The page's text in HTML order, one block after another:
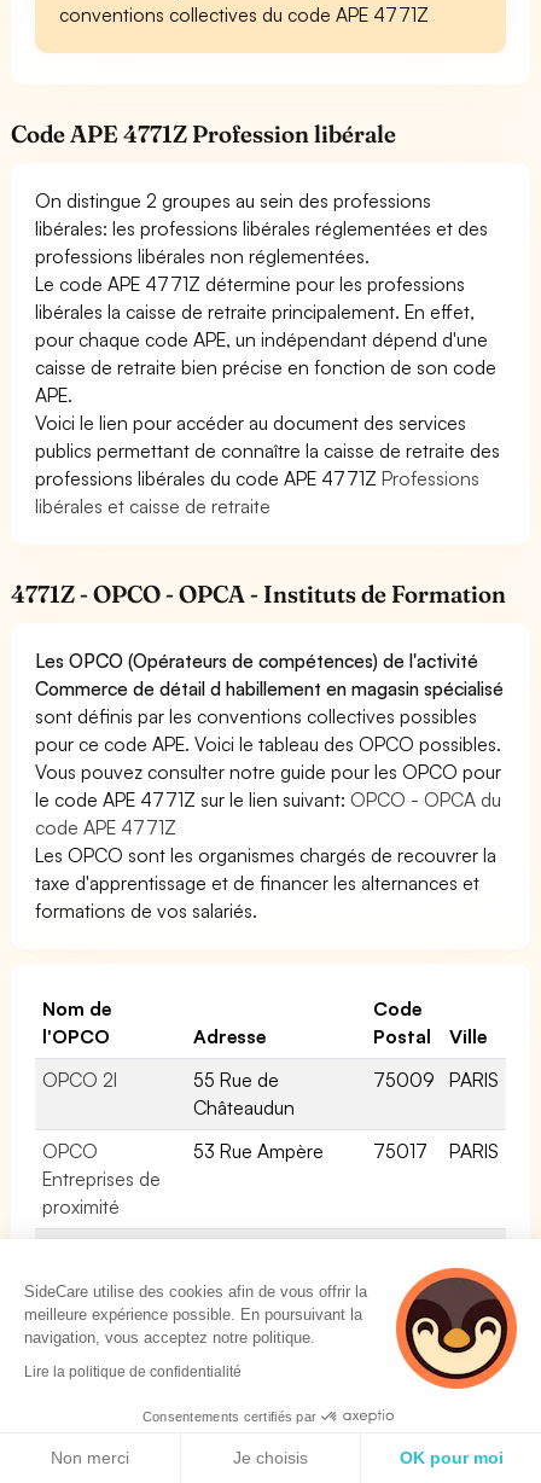
conventions collectives du code APE 4771Z
Code APE 4771Z Profession libérale
On distingue 2 groupes au sein des professions
libérales: les professions libérales réglementées et des
professions libérales non réglementées.
Le code APE 4771Z détermine pour les professions
libérales la caisse de retraite principalement. En effet,
pour chaque code APE, un indépendant dépend d'une
caisse de retraite bien précise en fonction de son code
APE.
Voici le lien pour accéder au document des services
publics permettant de connaître la caisse de retraite des
professions libérales du code APE 4771ZProfessions
libérales et caisse de retraite
4771Z - OPCO - OPCA - Instituts de Formation
Les OPCO (Opérateurs de compétences) de l'activité
Commerce de détail d habillement en magasin spécialisé
sont définis par les conventions collectives possibles
pour ce code APE. Voici le tableau des OPCO possibles.
Vous pouvez consulter notre guide pour les OPCO pour
le code APE 4771Z sur le lien suivant: OPCO - OPCA du
code APE 4771Z
Les OPCO sont les organismes chargés de recouvrer la
taxe d'apprentissage et de financer les alternances et
formations de vos salariés.
Nom de
l'OPCO
Adresse
Code
Postal
Ville
OPCO 2I
55 Rue de
Châteaudun
75009 PARIS
OPCO
Entreprises de
proximité
53 Rue Ampère 75017 PARIS
17
Les assurances obligatoires pour l'activité:
Commerce de détail d habillement en magasin
spécialisé
SideCare utilise des cookies afin de vous offrir la
meilleure expérience possible. En poursuivant la
navigation, vous acceptez notre politique.
Lire la politique de confidentialité
Consentements certifiés par
Non merci Je choisis OK pour moi